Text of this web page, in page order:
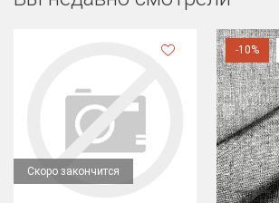
Скоро закончится
-10%